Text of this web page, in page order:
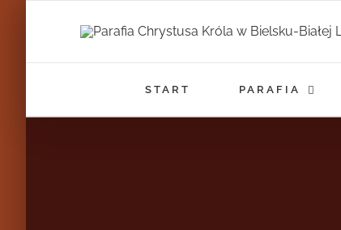
START PARAFIA